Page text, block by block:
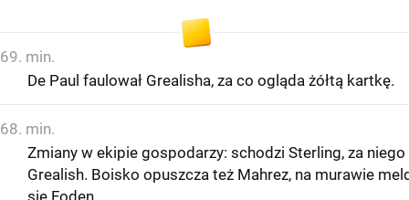
69. min.
De Paul faulował Grealisha, za co ogląda żółtą kartkę.
68. min.
Zmiany w ekipie gospodarzy: schodzi Sterling, za niego
Grealish. Boisko opuszcza też Mahrez, na murawie